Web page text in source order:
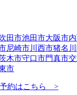
田市池田市大阪市内
尼崎市川西市猪名
木市守口市門真市
市
約はこちら >